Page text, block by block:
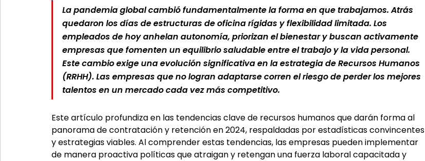
La pandemia global cambió fundamentalmente la forma en que trabajamos. Atrás
quedaron los días de estructuras de oficina rígidas y flexibilidad limitada. Los
empleados de hoy anhelan autonomía, priorizan el bienestar y buscan activamente
empresas que fomenten un equilibrio saludable entre el trabajo y la vida personal.
Este cambio exige una evolución significativa en la estrategia de Recursos Humanos
(RRHH). Las empresas que no logran adaptarse corren el riesgo de perder los mejores
talentos en un mercado cada vez más competitivo.
Este artículo profundiza en las tendencias clave de recursos humanos que darán forma al
panorama de contratación y retención en 2024, respaldadas por estadísticas convincentes
y estrategias viables. Al comprender estas tendencias, las empresas pueden implementar
de manera proactiva políticas que atraigan y retengan una fuerza laboral capacitada y